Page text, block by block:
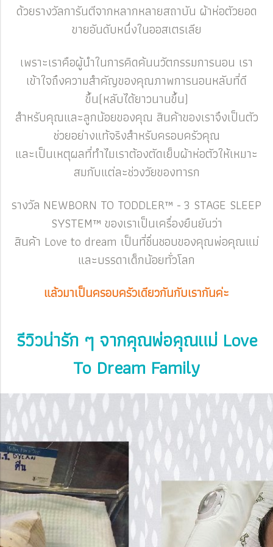
ด้วยรางวัลการันตีจากหลากหลายสถาบัน ผ้าห่อตัวยอด
ขายอันดับหนึ่งในออสเตรเลีย
เพราะเราคือผู้นำในการคิดค้นนวัตกรรมการนอน เรา
เข้าใจถึงความสำคัญของคุณภาพการนอนหลับที่ดี
ขึ้น(หลับได้ยาวนานขึ้น)
สำหรับคุณและลูกน้อยของคุณ สินค้าของเราจึงเป็นตัว
ช่วยอย่างแท้จริงสำหรับครอบครัวคุณ
และเป็นเหตุผลที่ทำไมเราต้องตัดเย็บผ้าห่อตัวให้เหมาะ
สมกับแต่ละช่วงวัยของทารก
รางวัล NEWBORN TO TODDLER™ - 3 STAGE SLEEP
SYSTEM™ ของเราเป็นเครื่องยืนยันว่า
สินค้า Love to dream เป็นที่ชื่นชอบของคุณพ่อคุณแม่
และบรรดาเด็กน้อยทั่วโลก
แล้วมาเป็นครอบครัวเดียวกันกับเรากันค่ะ
รีวิวน่ารัก ๆ จากคุณพ่อคุณแม่ Love
To Dream Family